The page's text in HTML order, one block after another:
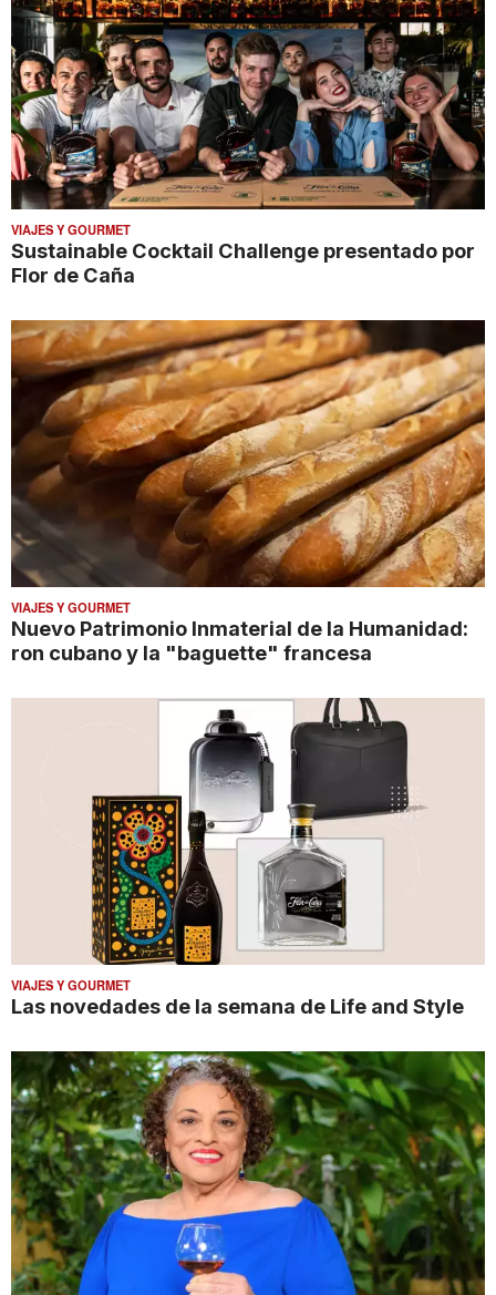
VIAJES Y GOURMET
Sustainable Cocktail Challenge presentado por
Flor de Caña
VIAJES Y GOURMET
Nuevo Patrimonio Inmaterial de la Humanidad:
ron cubano y la "baguette" francesa
VIAJES Y GOURMET
Las novedades de la semana de Life and Style